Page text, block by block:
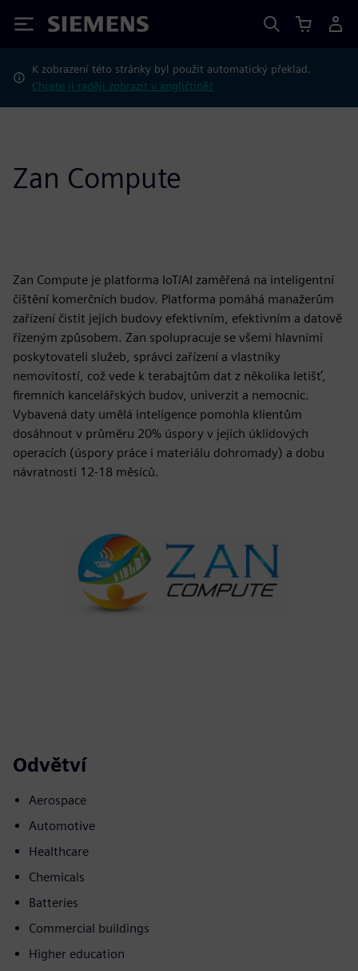
Siemens
K zobrazení této stránky byl použit automatický překlad.
Chcete ji raději zobrazit v angličtině?
Zan Compute
Zan Compute je platforma IoT/AI zaměřená na inteligentní
čištění komerčních budov. Platforma pomáhá manažerům
zařízení čistit jejich budovy efektivním, efektivním a datově
řízeným způsobem. Zan spolupracuje se všemi hlavními
poskytovateli služeb, správci zařízení a vlastníky
nemovitostí, což vede k terabajtům dat z několika letišť,
firemních kancelářských budov, univerzit a nemocnic.
Vybavená daty umělá inteligence pomohla klientům
dosáhnout v průměru 20% úspory v jejich úklidových
operacích (úspory práce i materiálu dohromady) a dobu
návratnosti 12-18 měsíců.
Odvětví
Aerospace
Automotive
Healthcare
Chemicals
Batteries
Commercial buildings
Higher education